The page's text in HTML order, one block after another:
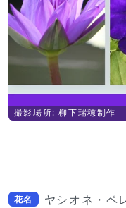
撮影場所: 柳下瑞穂制作
花名 ヤシオネ・ペ